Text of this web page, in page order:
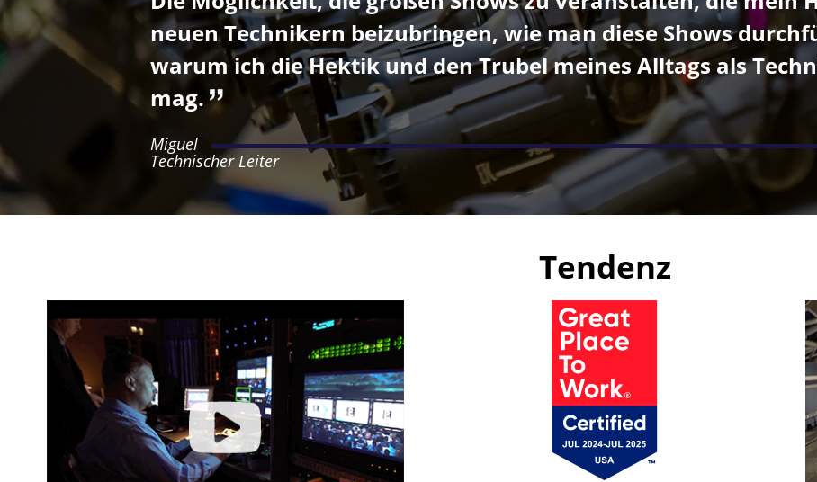
neuen Technikern beizubringen, wie man diese Shows
warum ich die Hektik und den Trubel meines Alltags als
mag.
Miguel
Technischer Leiter
Tendenz